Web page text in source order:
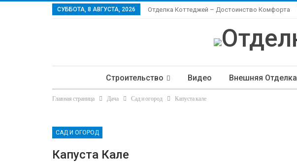
СУББОТА, 8 АВГУСТА, 2026 Отделка Коттеджей – Достоинство Комфорта
Строительство Видео Внешняя Отделка
Главная страница Дача Сад и огород Капуста кале
САД И ОГОРОД
Капуста Кале